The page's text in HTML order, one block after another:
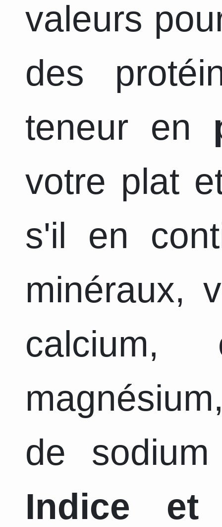
valeurs
des
teneur en
votre plat
s'il en
minéraux,
calcium,
de
Indice et